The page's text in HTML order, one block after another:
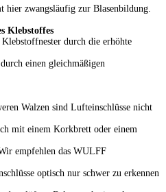
hier zwangsläufig zur Blasenbildung.
Klebstoffes
durch die erhöhte
einen gleichmäßigen
Walzen sind Lufteinschlüsse nicht
mit einem Korkbrett oder einem
empfehlen das WULFF
optisch nur schwer zu erkennen